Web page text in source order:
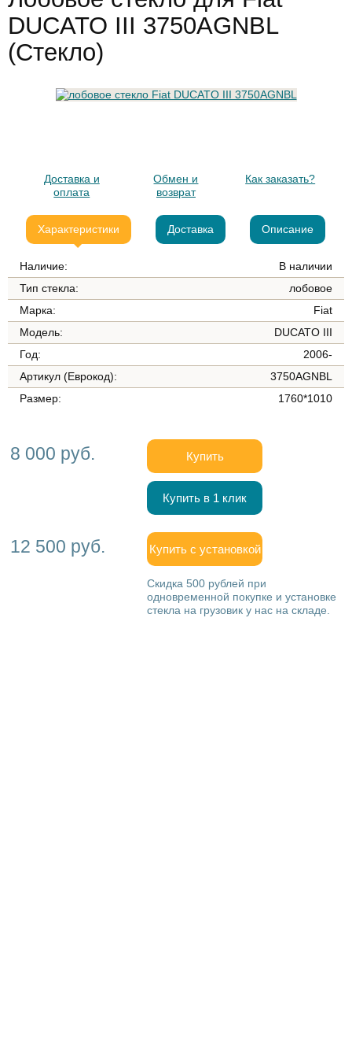
DUCATO III 3750AGNBL
(Стекло)
Доставка и
оплата
Обмен и
возврат
Как заказать?
Характеристики Доставка Описание
Наличие:
В наличии
Тип стекла:
лобовое
Марка:
Fiat
Модель:
DUCATO III
Год:
2006-
Артикул (Еврокод):
3750AGNBL
Размер:
1760*1010
8 000 руб. Купить
Купить в 1 клик
12 500 руб. Купить с установкой
Скидка 500 рублей при
одновременной покупке и установке
стекла на грузовик у нас на складе.